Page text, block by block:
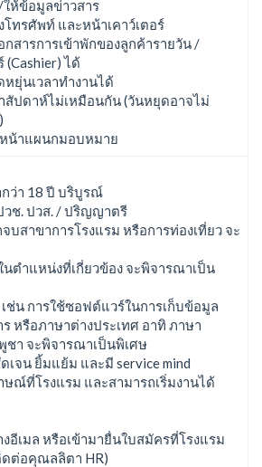
ห้ข้อมูลข่าวสาร
ทรศัพท์ และหน้าเคาว์เตอร์
สารการเข้าพักของลูกค้ารายวัน /
(Cashier) ได้
ยุ่นเวลาทำงานได้
สัปดาห์ไม่เหมือนกัน (วันหยุดอาจไม่
น้าแผนกมอบหมาย
ว่า 18 ปี บริบูรณ์
วช. ปวส. / ปริญญาตรี
บสาขาการโรงแรม หรือการท่องเที่ยว จะ
นตำแหน่งที่เกี่ยวข้อง จะพิจารณาเป็น
ช่น การใช้ซอฟต์แวร์ในการเก็บข้อมูล
หรือภาษาต่างประเทศ อาทิ ภาษา
ชา จะพิจารณาเป็นพิเศษ
จน ยิ้มแย้ม และมี service mind
ษณ์ที่โรงแรม และสามารถเริ่มงานได้
งอีเมล หรือเข้ามายื่นใบสมัครที่โรงแรม
ต่อคุณลลิตา HR)